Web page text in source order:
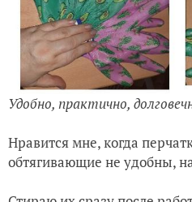
Удобно, практично,
Нравится мне, когда
обтягивающие не удобны,